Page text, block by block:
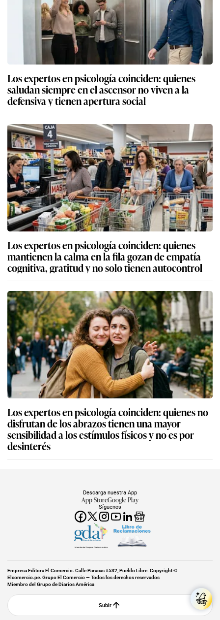
Los expertos en psicología coinciden: quienes
saludan siempre en el ascensor no viven a la
defensiva y tienen apertura social
Los expertos en psicología coinciden: quienes
mantienen la calma en la fila gozan de empatía
cognitiva, gratitud y no solo tienen autocontrol
Los expertos en psicología coinciden: quienes no
disfrutan de los abrazos tienen una mayor
sensibilidad a los estímulos físicos y no es por
desinterés
Síguenos
Descarga nuestra App
App StoreGoogle Play
Miembro del Grupo de Diarios América
Empresa Editora El Comercio. Calle Paracas #532, Pueblo Libre. Copyright ©
Elcomercio.pe. Grupo El Comercio — Todos los derechos reservados
Miembro del Grupo de Diarios América
Subir